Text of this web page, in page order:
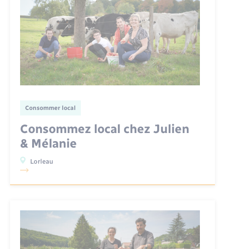
Consommer local
Consommez local chez Julien
& Mélanie
Lorleau